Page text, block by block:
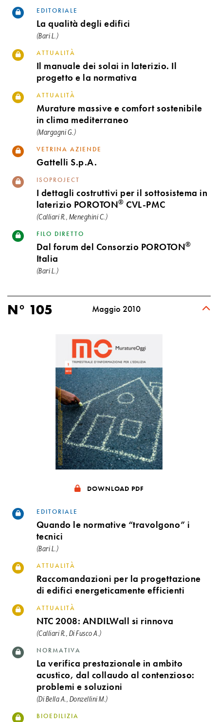
EDITORIALE
La qualità degli edifici
(Bari L.)
ATTUALITÀ
Il manuale dei solai in laterizio. Il
progetto e la normativa
ATTUALITÀ
Murature massive e comfort sostenibile
in clima mediterraneo
(Margagni G.)
VETRINA AZIENDE
Gattelli S.p.A.
ISOPROJECT
I dettagli costruttivi per il sottosistema in
laterizio POROTON® CVL-PMC
(Calliari R., Meneghini C.)
FILO DIRETTO
Dal forum del Consorzio POROTON®
Italia
(Bari L.)
N° 105 Maggio 2010
DOWNLOAD PDF
EDITORIALE
Quando le normative “travolgono” i
tecnici
(Bari L.)
ATTUALITÀ
Raccomandazioni per la progettazione
di edifici energeticamente efficienti
ATTUALITÀ
NTC 2008: ANDILWall si rinnova
(Calliari R., Di Fusco A.)
NORMATIVA
La verifica prestazionale in ambito
acustico, dal collaudo al contenzioso:
problemi e soluzioni
(Di Bella A., Donzellini M.)
BIOEDILIZIA